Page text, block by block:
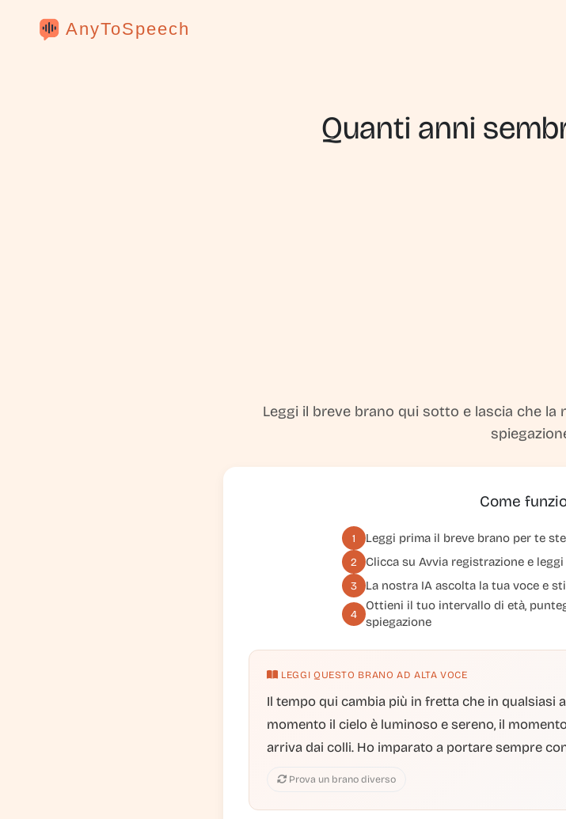
AnyToSpeech
Quanti anni
Leggi il breve brano qui sotto e lascia che
Come
1 Leggi prima il breve brano per te
2 Clicca su Avvia registrazione e
3 La nostra IA ascolta la tua voce e
4
Ottieni il tuo intervallo di età,
spiegazione
LEGGI QUESTO BRANO AD ALTA VOCE
Il tempo qui cambia più in fretta che in qualsiasi
momento il cielo è luminoso e sereno, il
arriva dai colli. Ho imparato a portare sempre
Prova un brano diverso